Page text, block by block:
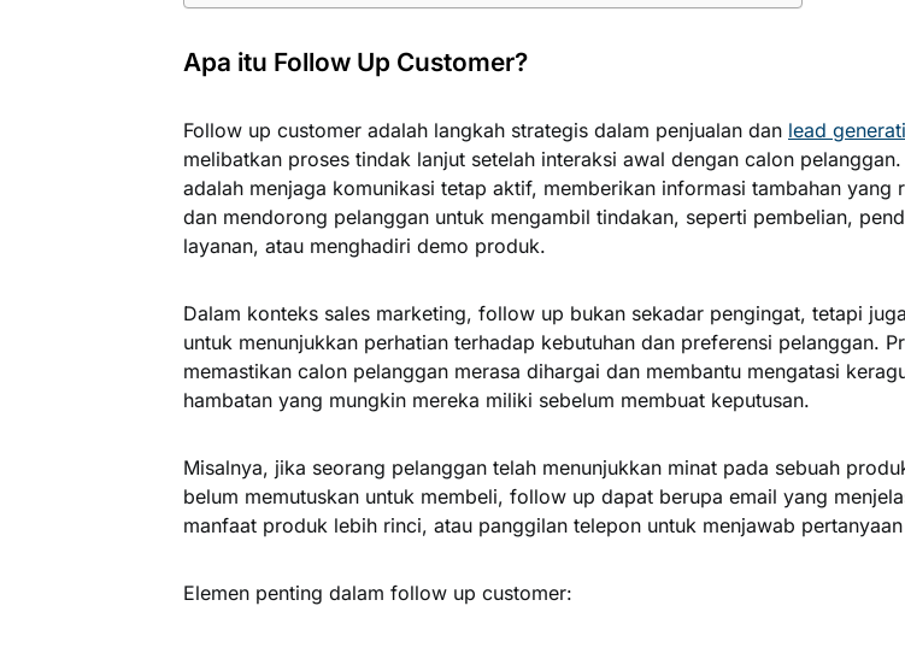
Apa itu Follow Up Customer?
Follow up customer adalah langkah strategis dalam penjualan dan lead
melibatkan proses tindak lanjut setelah interaksi awal dengan calon pelanggan.
adalah menjaga komunikasi tetap aktif, memberikan informasi tambahan yang
dan mendorong pelanggan untuk mengambil tindakan, seperti pembelian,
layanan, atau menghadiri demo produk.
Dalam konteks sales marketing, follow up bukan sekadar pengingat, tetapi
untuk menunjukkan perhatian terhadap kebutuhan dan preferensi pelanggan.
memastikan calon pelanggan merasa dihargai dan membantu mengatasi
hambatan yang mungkin mereka miliki sebelum membuat keputusan.
Misalnya, jika seorang pelanggan telah menunjukkan minat pada sebuah
belum memutuskan untuk membeli, follow up dapat berupa email yang
manfaat produk lebih rinci, atau panggilan telepon untuk menjawab
Elemen penting dalam follow up customer: